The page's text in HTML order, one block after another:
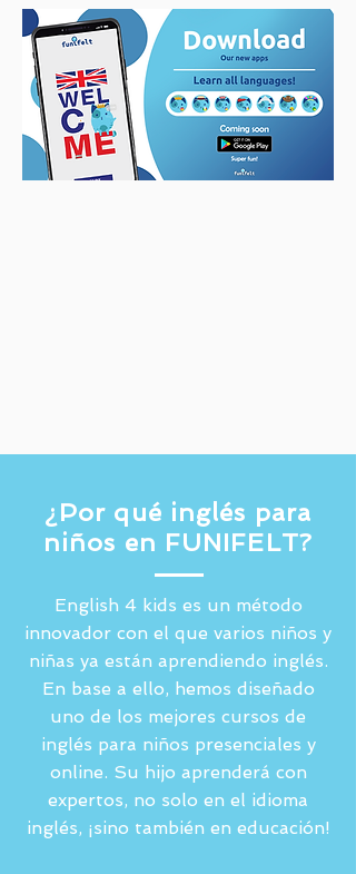
¿Por qué inglés para
niños en FUNIFELT?
English 4 kids es un método
innovador con el que varios niños y
niñas ya están aprendiendo inglés.
En base a ello, hemos diseñado
uno de los mejores cursos de
inglés para niños presenciales y
online. Su hijo aprenderá con
expertos, no solo en el idioma
inglés, ¡sino también en educación!